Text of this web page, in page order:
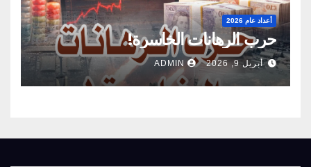
أعداد عام 2026
حرب الرهانات الخاسرة!
أبريل 9, 2026 ADMIN